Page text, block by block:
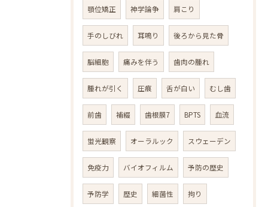
顎位矯正 神学論争 肩こり
手のしびれ 耳鳴り 後ろから見た骨
脳細胞 痛みを伴う 歯肉の腫れ
腫れが引く 圧痕 舌が白い むし歯
前歯 補綴 歯根膜7 BPTS 血流
蛍光観察 オーラルック スウェーデン
免疫力 バイオフィルム 予防の歴史
予防学 歴史 細菌性 拘り